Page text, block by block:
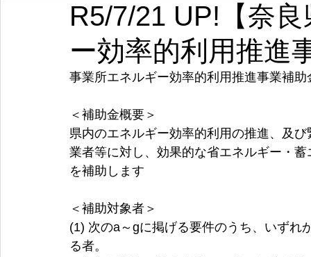
千葉 東京 神奈川 新潟 富山
滋賀 京都 大阪 兵庫
R5/7/21 UP!【奈
ー効率的利用推進
事業所エネルギー効率的利用推進事業補助
＜補助金概要＞
県内のエネルギー効率的利用の推進、及
業者等に対し、効果的な省エネルギー・
を補助します
＜補助対象者＞
(1) 次のa～gに掲げる要件のうち、いずれ
る者。